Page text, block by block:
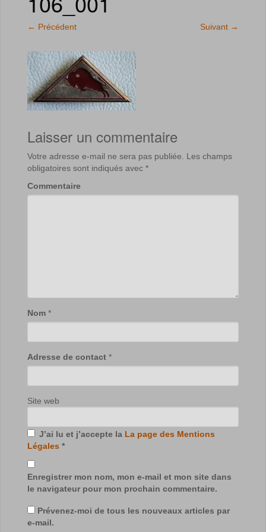
← Précédent Suivant →
Laisser un commentaire
Votre adresse e-mail ne sera pas publiée.
Les champs
obligatoires sont indiqués avec *
Commentaire
Nom *
Adresse de contact *
Site web
J’ai lu et j’accepte la La page des Mentions
Légales *
Enregistrer mon nom, mon e-mail et mon site dans
le navigateur pour mon prochain commentaire.
Prévenez-moi de tous les nouveaux articles par
e-mail.